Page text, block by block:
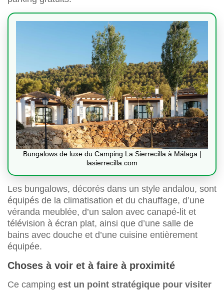
Bungalows de luxe du Camping La Sierrecilla à Málaga |
lasierrecilla.com
Les bungalows, décorés dans un style andalou, sont
équipés de la climatisation et du chauffage, d’une
véranda meublée, d’un salon avec canapé-lit et
télévision à écran plat, ainsi que d’une salle de
bains avec douche et d’une cuisine entièrement
équipée.
Choses à voir et à faire à proximité
Ce camping est un point stratégique pour visiter